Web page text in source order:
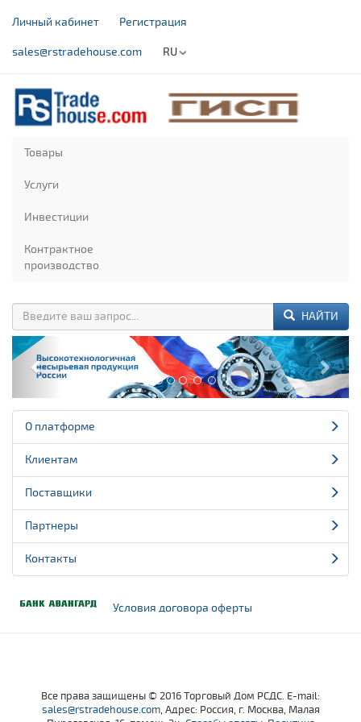
Личный кабинет Регистрация
sales@rstradehouse.com RU
Товары
Услуги
Инвестиции
Контрактное
производство
НАЙТИ
, , ,
Previous Next
О платформе
Клиентам
Поставщики
Партнеры
Контакты
Условия договора оферты
Все права защищены © 2016 Торговый Дом РСДС. E-mail:
sales@rstradehouse.com, Адрес: Россия, г. Москва, Малая